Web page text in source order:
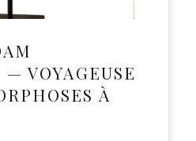
VOYAGEUSE
À